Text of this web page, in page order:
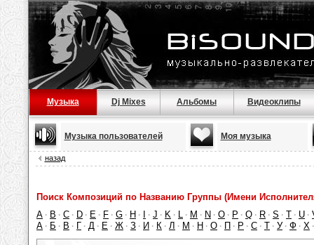
Музыка Dj Mixes Альбомы Видеоклипы
Музыка пользователей Моя музыка
назад
Поиск Композиций по Названию Группы (Имени
A · B · C · D · E · F · G · H · · J · K · L · M · N · O · P · Q · R · S · T · U ·
А · Б · В · Г · Д · Е · Ж · З · И · К · Л · М · Н · О · П · Р · С · Т · У · Ф · Х